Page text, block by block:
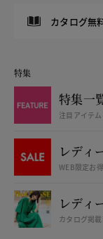
カタログ無
特集
特集一
注目アイテ
レディ
WEB限定お
レディ
カタログ掲